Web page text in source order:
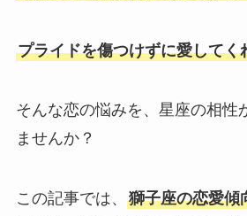
プライドを傷つけずに愛してく
そんな恋の悩みを、星座の相性
ませんか？
この記事では、 獅子座の恋愛傾